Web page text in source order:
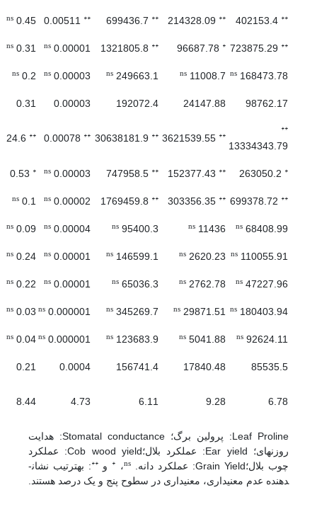
**
**
**
**
ns 0.45
**
*
**
ns 0.00001
ns 0.31
ns 168473.78
ns 11008.7
ns 249663.1
ns 0.00003
ns 0.2
98762.17
24147.88
192072.4
0.00003
0.31
**
13334343.79
**
**
**
**
*
**
**
ns 0.00003
*
**
**
**
ns 0.00002
ns 0.1
ns 68408.99
ns 11436
ns 95400.3
ns 0.00004
ns 0.09
ns 110055.91
ns 2620.23
ns 146599.1
ns 0.00001
ns 0.24
ns 47227.96
ns 2762.78
ns 65036.3
ns 0.00001
ns 0.22
ns 180403.94
ns 29871.51
ns 345269.7
ns 0.000001
ns 0.03
ns 92624.11
ns 5041.88
ns 123683.9
ns 0.000001
ns 0.04
85535.5
17840.48
156741.4
0.0004
0.21
6.78
9.28
6.11
4.73
8.44
Leaf Proline: پرولین برگ؛ Stomatal conductance: هدایت
روزنه­ای؛ Ear yield: عملکرد بلال؛Cob wood yield: عملکرد
چوب بلال؛Grain Yield: عملکرد دانه.
ns، * و **: به­ترتیب نشان­
دهنده عدم معنی­داری، معنی­داری در سطوح پنج و یک درصد هستند.